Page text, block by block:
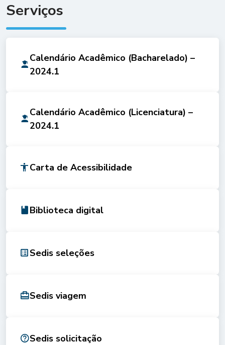
Serviços
Calendário Acadêmico (Bacharelado) –
2024.1
Calendário Acadêmico (Licenciatura) –
2024.1
Carta de Acessibilidade
Biblioteca digital
Sedis seleções
Sedis viagem
Sedis solicitação